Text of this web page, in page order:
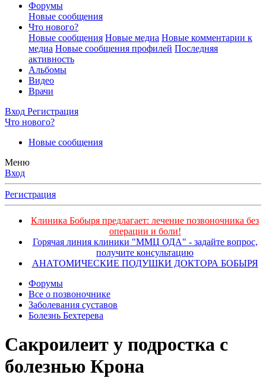
Форумы
Новые сообщения
Что нового?
Новые сообщения Новые медиа Новые комментарии к
медиа Новые сообщения профилей Последняя
активность
Альбомы
Видео
Врачи
Вход Регистрация
Что нового?
Новые сообщения
Меню
Вход
Регистрация
Клиника Бобыря предлагает: лечение позвоночника без
операции и боли!
Горячая линия клиники "ММЦ ОДА" - задайте вопрос,
получите консультацию
АНАТОМИЧЕСКИЕ ПОДУШКИ ДОКТОРА БОБЫРЯ
Форумы
Все о позвоночнике
Заболевания суставов
Болезнь Бехтерева
Сакроилеит у подростка с
болезнью Крона